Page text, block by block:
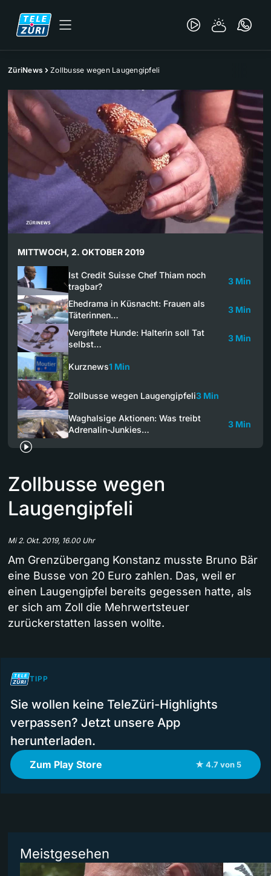
ZüriNews Zollbusse wegen Laugengipfeli
MITTWOCH, 2. OKTOBER 2019
Ist Credit Suisse Chef Thiam noch
tragbar?
3 Min
Ehedrama in Küsnacht: Frauen als
Täterinnen…
3 Min
Vergiftete Hunde: Halterin soll Tat
selbst…
3 Min
Kurznews1 Min
Zollbusse wegen Laugengipfeli3 Min
Waghalsige Aktionen: Was treibt
Adrenalin-Junkies…
3 Min
Zollbusse wegen
Laugengipfeli
Mi 2. Okt. 2019, 16.00 Uhr
Am Grenzübergang Konstanz musste Bruno Bär
eine Busse von 20 Euro zahlen. Das, weil er
einen Laugengipfel bereits gegessen hatte, als
er sich am Zoll die Mehrwertsteuer
zurückerstatten lassen wollte.
TIPP
Sie wollen keine TeleZüri-Highlights
verpassen? Jetzt unsere App
herunterladen.
Zum Play Store ★ 4.7 von 5
Meistgesehen